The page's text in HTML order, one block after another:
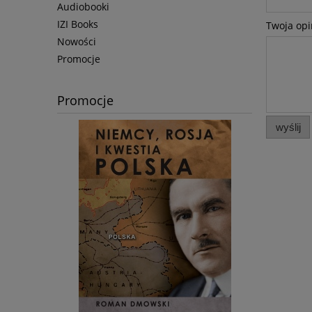
Audiobooki
IZI Books
Nowości
Promocje
Promocje
Twoja
wyślij